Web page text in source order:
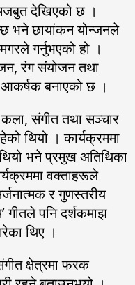
मजबुत देखिएको छ ।
भने छायांकन योन्जनले
गर्नुभएको हो ।
रंग संयोजन तथा
बनाएको छ ।
कला, संगीत तथा सञ्चार
थियो । कार्यक्रममा
भने प्रमुख अतिथिका
वक्ताहरूले
र गुणस्तरीय
गीतले पनि दर्शकमाझ
थिए ।
क्षेत्रमा फरक